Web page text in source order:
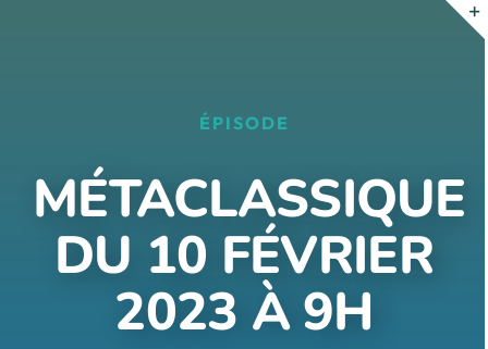
ÉPISODE
MÉTACLASSIQUE
DU 10 FÉVRIER
2023 À 9H